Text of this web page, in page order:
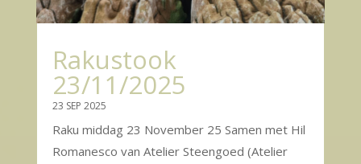
Rakustook
23/11/2025
23 SEP 2025
Raku middag 23 November 25 Samen met Hil
Romanesco van Atelier Steengoed (Atelier